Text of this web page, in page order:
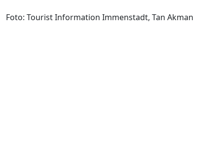
Foto: Tourist Information Immenstadt, Tan Akman